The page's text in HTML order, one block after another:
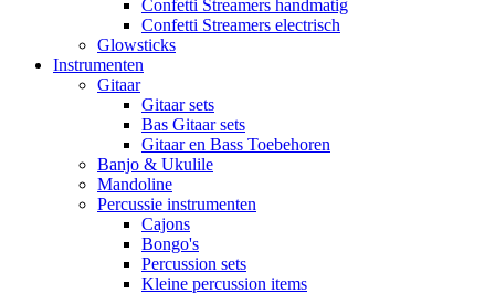
Confetti Streamers handmatig
Confetti Streamers electrisch
Glowsticks
Instrumenten
Gitaar
Gitaar sets
Bas Gitaar sets
Gitaar en Bass Toebehoren
Banjo & Ukulile
Mandoline
Percussie instrumenten
Cajons
Bongo's
Percussion sets
Kleine percussion items